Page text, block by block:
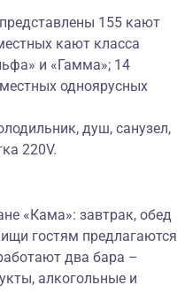
155 кают
кают класса
и «Гамма»; 14
одноярусных
душ, санузел,
220V.
«Кама»: завтрак, обед
гостям предлагаются
два бара –
алкогольные и